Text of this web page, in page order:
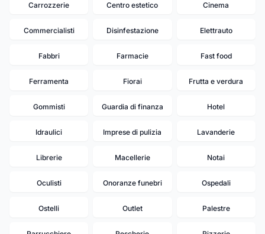
Carrozzerie Centro estetico Cinema
Commercialisti Disinfestazione Elettrauto
Fabbri Farmacie Fast food
Ferramenta Fiorai Frutta e verdura
Gommisti Guardia di finanza Hotel
Idraulici Imprese di pulizia Lavanderie
Librerie Macellerie Notai
Oculisti Onoranze funebri Ospedali
Ostelli Outlet Palestre